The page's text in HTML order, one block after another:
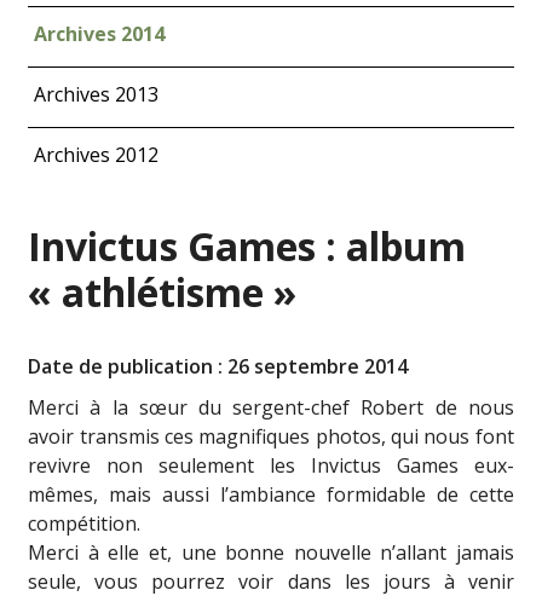
Archives 2014
Archives 2013
Archives 2012
Invictus Games : album
« athlétisme »
Date de publication : 26 septembre 2014
Merci à la sœur du sergent-chef Robert de nous
avoir transmis ces magnifiques photos, qui nous font
revivre non seulement les Invictus Games eux-
mêmes, mais aussi l’ambiance formidable de cette
compétition.
Merci à elle et, une bonne nouvelle n’allant jamais
seule, vous pourrez voir dans les jours à venir